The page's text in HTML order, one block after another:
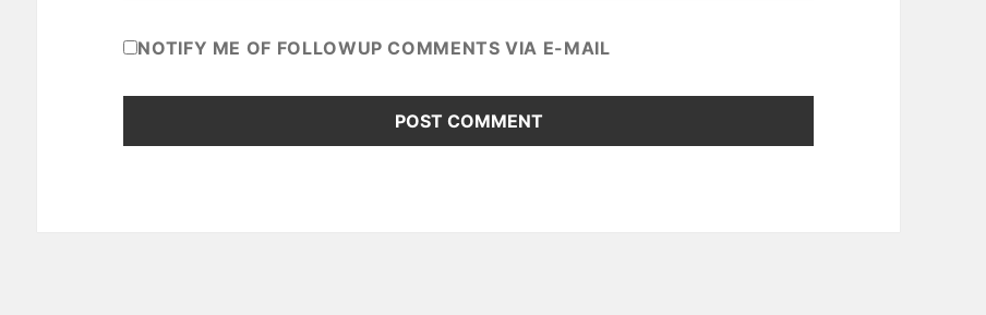
NOTIFY ME OF FOLLOWUP COMMENTS VIA E-MAIL